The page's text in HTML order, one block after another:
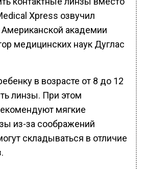
Xpress озвучил
Американской академии
медицинских наук Дуглас
в возрасте от 8 до 12
линзы. При этом
мягкие
из-за соображений
складываться в отличие